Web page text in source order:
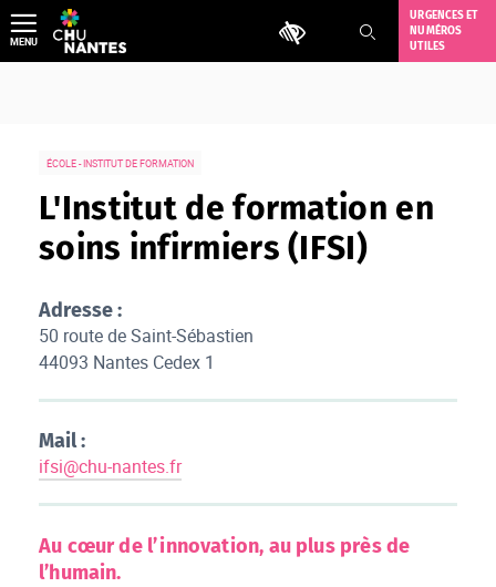
Aller
au
contenu
Outils d'accessibilité
URGENCES ET
NUMÉROS
UTILES
MENU
ÉCOLE - INSTITUT DE FORMATION
L'Institut de formation en
soins infirmiers (IFSI)
Adresse :
50 route de Saint-Sébastien
44093 Nantes Cedex 1
Mail :
ifsi@chu-nantes.fr
Au cœur de l’innovation, au plus près de
l’humain.